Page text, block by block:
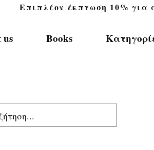
Επιπλέον έκπτωση 10%
Books